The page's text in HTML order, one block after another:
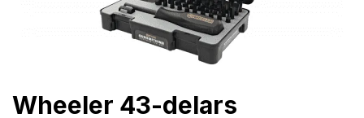
Wheeler 43-delars